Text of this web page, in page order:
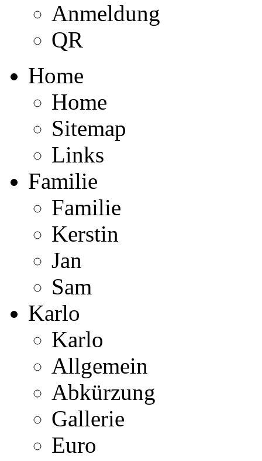
Anmeldung
QR
Home
Home
Sitemap
Links
Familie
Familie
Kerstin
Jan
Sam
Karlo
Karlo
Allgemein
Abkürzung
Gallerie
Euro